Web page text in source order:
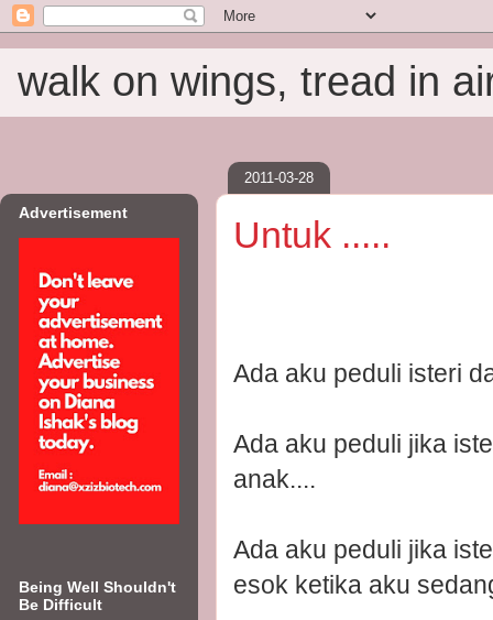
walk on wings, tread in
2011-03-28
Untuk .....
Ada aku peduli isteri
Ada aku peduli jika
anak....
Ada aku peduli jika
esok ketika aku
Advertisement
Being Well Shouldn't
Be Difficult